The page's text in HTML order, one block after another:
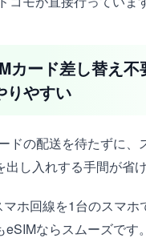
カード差し替え
りやすい
ドの配送を待たずに、
し入れする手間が省け
ホ回線を1台のスマホ
ならスムーズです。